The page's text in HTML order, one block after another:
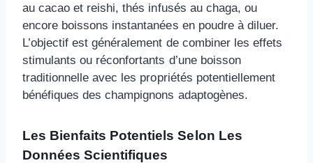
au cacao et reishi, thés infusés au chaga, ou
encore boissons instantanées en poudre à diluer.
L’objectif est généralement de combiner les effets
stimulants ou réconfortants d’une boisson
traditionnelle avec les propriétés potentiellement
bénéfiques des champignons adaptogènes.
Les Bienfaits Potentiels Selon Les
Données Scientifiques